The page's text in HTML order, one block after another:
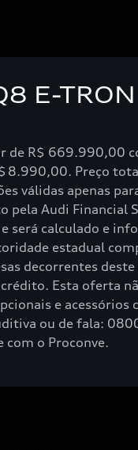
o revendedor
E-
de R$ 669.990,00
8.990,00. Preço
válidas apenas
pela Audi Financial
será calculado e
estadual
decorrentes
Esta oferta
e
ou de fala:
com o Proconve.